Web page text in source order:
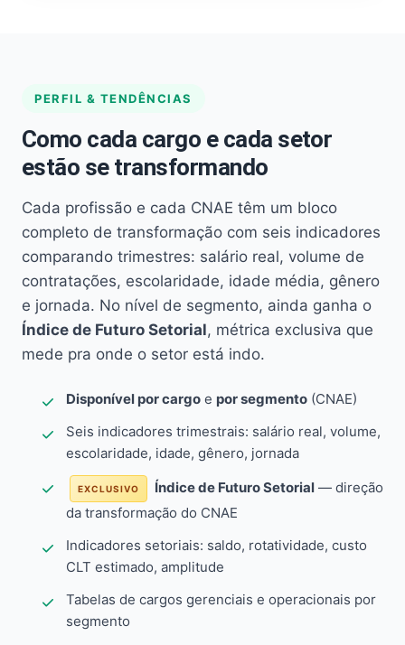
PERFIL & TENDÊNCIAS
Como cada cargo e cada setor
estão se transformando
Cada profissão e cada CNAE têm um bloco
completo de transformação com seis indicadores
comparando trimestres: salário real, volume de
contratações, escolaridade, idade média, gênero
e jornada. No nível de segmento, ainda ganha o
Índice de Futuro Setorial, métrica exclusiva que
mede pra onde o setor está indo.
Disponível por cargo e por segmento (CNAE)
Seis indicadores trimestrais: salário real, volume,
escolaridade, idade, gênero, jornada
EXCLUSIVO Índice de Futuro Setorial — direção
da transformação do CNAE
Indicadores setoriais: saldo, rotatividade, custo
CLT estimado, amplitude
Tabelas de cargos gerenciais e operacionais por
segmento